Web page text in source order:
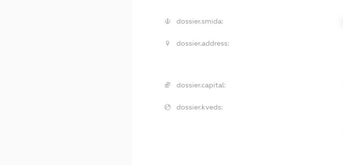
dossier.smida:
dossier.address:
dossier.capital:
dossier.kveds: